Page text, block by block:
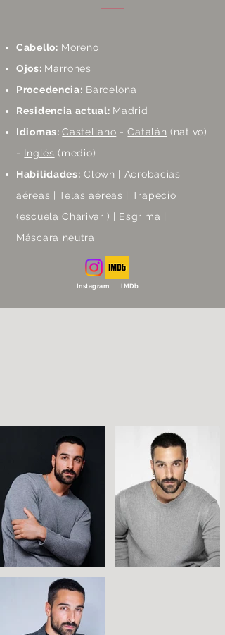
Cabello: Moreno
Ojos: Marrones
Procedencia: Barcelona
Residencia actual: Madrid
Idiomas:Castellano -Catalán (nativo)
- Inglés (medio)
Habilidades: Clown | Acrobacias
aéreas | Telas aéreas | Trapecio
(escuela Charivari) | Esgrima |
Máscara neutra
Instagram IMDb